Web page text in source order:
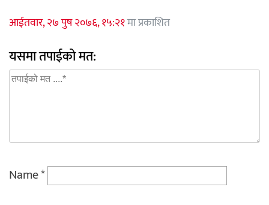
आईतवार, २७ पुष २०७६, १५:२१मा प्रकाशित
यसमा तपाईको मत:
Name*